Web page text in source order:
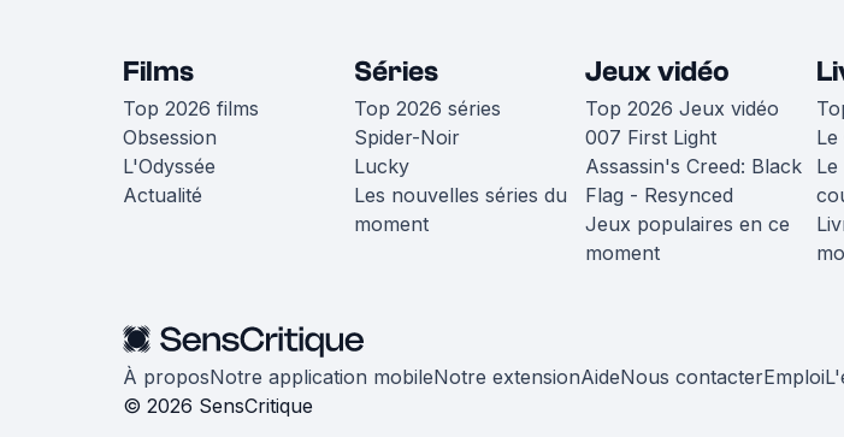
Films
Top 2026 films
Obsession
L'Odyssée
Actualité
Séries
Top 2026 séries
Spider-Noir
Lucky
Les nouvelles séries du
moment
Jeux vidéo
Top 2026 Jeux vidéo
007 First Light
Assassin's Creed: Black
Flag - Resynced
Jeux populaires en ce
moment
Le
À proposNotre application mobileNotre extensionAideNous contacterEmploi
© 2026 SensCritique